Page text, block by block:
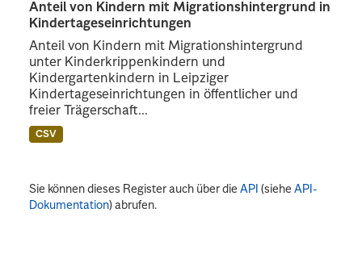
Anteil von Kindern mit Migrationshintergrund in
Kindertageseinrichtungen
Anteil von Kindern mit Migrationshintergrund
unter Kinderkrippenkindern und
Kindergartenkindern in Leipziger
Kindertageseinrichtungen in öffentlicher und
freier Trägerschaft...
CSV
Sie können dieses Register auch über dieAPI (sieheAPI-
Dokumentation) abrufen.